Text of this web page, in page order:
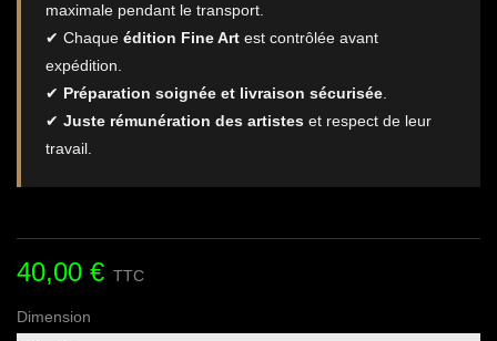
maximale pendant le transport.
✔ Chaque édition Fine Art est contrôlée avant
expédition.
✔ Préparation soignée et livraison sécurisée
✔ Juste rémunération des artistes et respect de leur
travail.
40,00 € TTC
Dimension